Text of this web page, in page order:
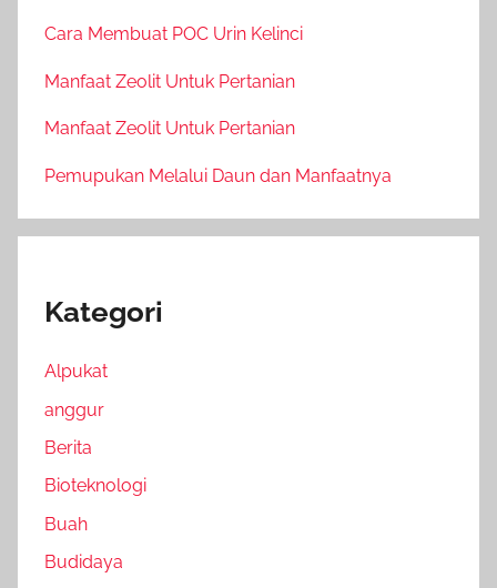
Cara Membuat POC Urin Kelinci
Manfaat Zeolit Untuk Pertanian
Manfaat Zeolit Untuk Pertanian
Pemupukan Melalui Daun dan Manfaatnya
Kategori
Alpukat
anggur
Berita
Bioteknologi
Buah
Budidaya